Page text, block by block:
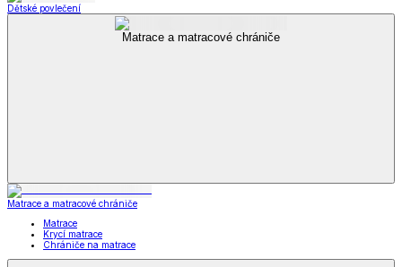
Dětské povlečení
Matrace a matracové chrániče
Matrace a matracové chrániče
Matrace
Krycí matrace
Chrániče na matrace